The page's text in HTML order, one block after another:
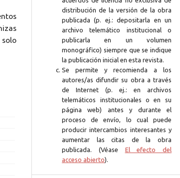
solo
distribución de la versión de la obra
publicada (p. ej.: depositarla en un
archivo telemático institucional o
publicarla en un volumen
monográfico) siempre que se indique
la publicación inicial en esta revista.
Se permite y recomienda a los
autores/as difundir su obra a través
de Internet (p. ej.: en archivos
telemáticos institucionales o en su
página web) antes y durante el
proceso de envío, lo cual puede
producir intercambios interesantes y
aumentar las citas de la obra
publicada. (Véase El efecto del
acceso abierto).